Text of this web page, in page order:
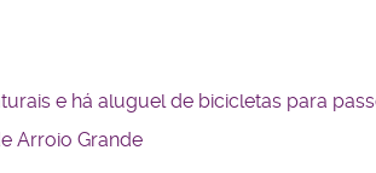
e há aluguel de bicicletas para
Arroio Grande